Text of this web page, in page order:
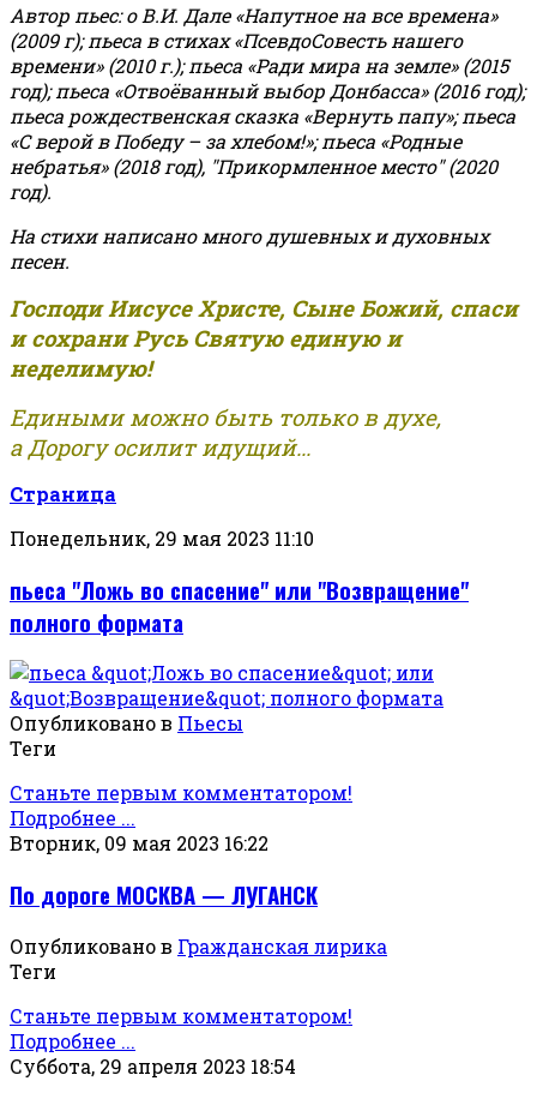
Автор пьес: о В.И. Дале «Напутное на все времена»
(2009 г); пьеса в стихах «ПсевдоСовесть нашего
времени» (2010 г.); пьеса «Ради мира на земле» (2015
год); пьеса «Отвоёванный выбор Донбасса» (2016 год);
пьеса рождественская сказка «Вернуть папу»; пьеса
«С верой в Победу – за хлебом!»;пьеса «Родные
небратья» (2018 год), "Прикормленное место" (2020
год).
На стихи написано много душевных и духовных
песен.
Господи Иисусе Христе, Сыне Божий, спаси
и сохрани Русь Святую единую и
неделимую!
Едиными можно быть только в духе,
а Дорогу осилит идущий...
Страница
Понедельник, 29 мая 2023 11:10
пьеса "Ложь во спасение" или "Возвращение"
полного формата
Опубликовано в Пьесы
Теги
Станьте первым комментатором!
Подробнее ...
Вторник, 09 мая 2023 16:22
По дороге МОСКВА — ЛУГАНСК
Опубликовано в Гражданская лирика
Теги
Станьте первым комментатором!
Подробнее ...
Суббота, 29 апреля 2023 18:54